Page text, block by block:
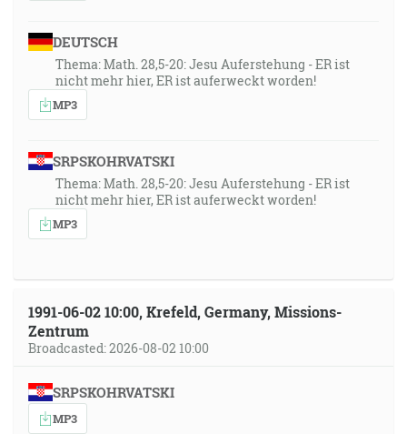
DEUTSCH
Thema: Math. 28,5-20: Jesu Auferstehung - ER ist
nicht mehr hier, ER ist auferweckt worden!
MP3
SRPSKOHRVATSKI
Thema: Math. 28,5-20: Jesu Auferstehung - ER ist
nicht mehr hier, ER ist auferweckt worden!
MP3
1991-06-02 10:00, Krefeld, Germany, Missions-
Zentrum
Broadcasted: 2026-08-02 10:00
SRPSKOHRVATSKI
MP3